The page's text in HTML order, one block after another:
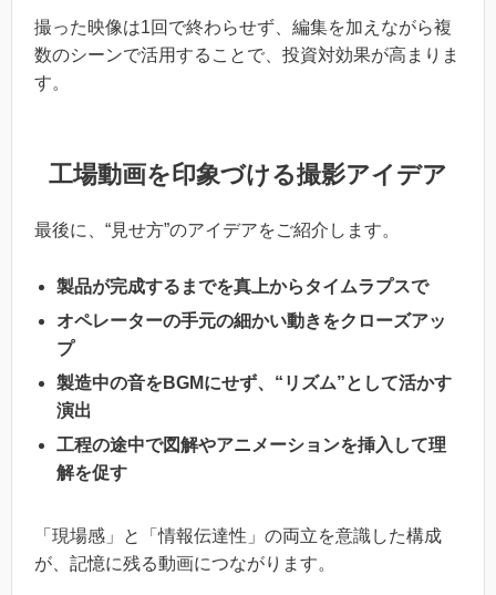
撮った映像は1回で終わらせず、編集を加えながら複
数のシーンで活用することで、投資対効果が高まりま
す。
工場動画を印象づける撮影アイデア
最後に、“見せ方”のアイデアをご紹介します。
製品が完成するまでを真上からタイムラプスで
オペレーターの手元の細かい動きをクローズアッ
プ
製造中の音をBGMにせず、“リズム”として活かす
演出
工程の途中で図解やアニメーションを挿入して理
解を促す
「現場感」と「情報伝達性」の両立を意識した構成
が、記憶に残る動画につながります。